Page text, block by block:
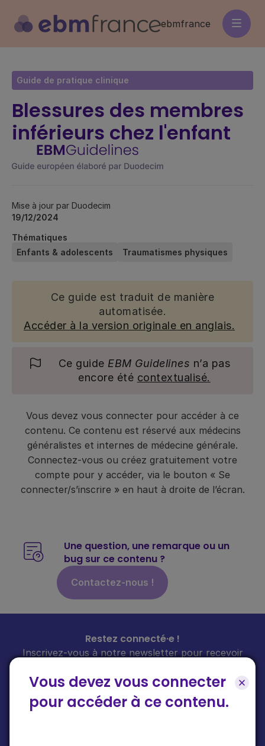
contenu
principal
ebmfrance
Vous devez vous connecter
pour accéder à ce contenu.
Guide de pratique clinique
Blessures des membres
inférieurs chez l'enfant
Mise à jour par Duodecim
19/12/2024
Thématiques
Enfants & adolescents
Traumatismes physiques
Ce guide est traduit de manière
automatisée.
Accéder à la version originale en anglais.
Ce guide EBM Guidelines n’a pas
encore été contextualisé.
Vous devez vous connecter pour accéder à ce
contenu. Ce contenu est réservé aux médecins
généralistes et internes de médecine générale.
Connectez-vous ou créez gratuitement votre
compte pour y accéder, via le bouton « Se
connecter/s’inscrire » en haut à droite de l’écran.
Une question, une remarque ou un
bug sur ce contenu ?
Contactez-nous !
Restez connecté·e !
Inscrivez-vous à notre newsletter pour recevoir
votre boîte mail.